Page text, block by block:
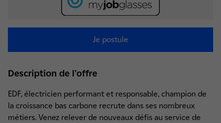
Je postule
Description de l'offre
EDF, électricien performant et responsable, champion de
la croissance bas carbone recrute dans ses nombreux
métiers. Venez relever de nouveaux défis au service de